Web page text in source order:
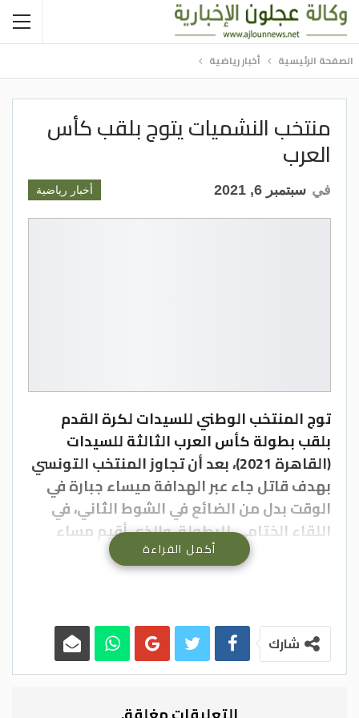
الصفحة الرئيسية أخبار رياضية
منتخب النشميات يتوج بلقب كأس
العرب
أخبار رياضية في سبتمبر 6, 2021
توج المنتخب الوطني للسيدات لكرة القدم
بلقب بطولة كأس العرب الثالثة للسيدات
(القاهرة 2021)، بعد أن تجاوز المنتخب التونسي
بهدف قاتل جاء عبر الهدافة ميساء جبارة في
الوقت بدل من الضائع في الشوط الثاني، في
اللقاء الختامي للبطولة، والذي أقيم مساء
اليوم الاثنين على ملعب المقاولون العرب.
رئيس اللجنة المؤقتة في الاتحاد المصري لكرة
القدم ورجاء الله السلمي أمين عام الاتحاد
العربي لكرة القدم كأس البطولة لقائدة
أكمل القراءة
شارك